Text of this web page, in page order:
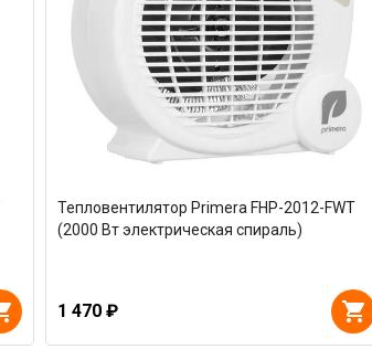
Тепловентилятор Primera FHP-2012-FWT
(2000 Вт электрическая спираль)
1 470 ₽